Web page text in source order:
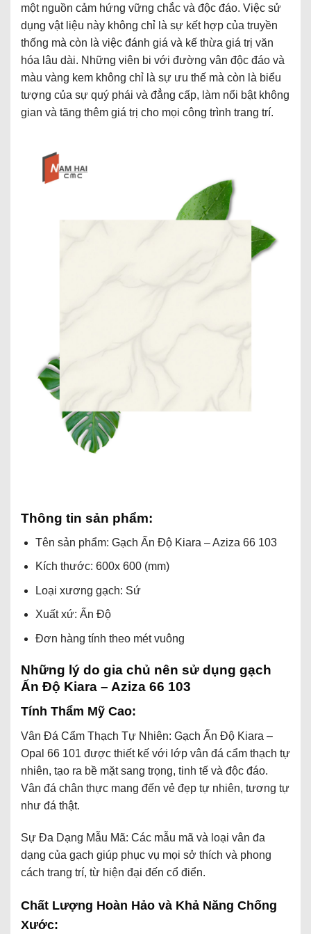
một nguồn cảm hứng vững chắc và độc đáo. Việc sử
dụng vật liệu này không chỉ là sự kết hợp của truyền
thống mà còn là việc đánh giá và kế thừa giá trị văn
hóa lâu dài. Những viên bi với đường vân độc đáo và
màu vàng kem không chỉ là sự ưu thế mà còn là biểu
tượng của sự quý phái và đẳng cấp, làm nổi bật không
gian và tăng thêm giá trị cho mọi công trình trang trí.
Thông tin sản phẩm:
Tên sản phẩm: Gạch Ấn Độ Kiara – Aziza 66 103
Kích thước: 600x 600 (mm)
Loại xương gạch: Sứ
Xuất xứ: Ấn Độ
Đơn hàng tính theo mét vuông
Những lý do gia chủ nên sử dụng gạch
Ấn Độ Kiara – Aziza 66 103
Tính Thẩm Mỹ Cao:
Vân Đá Cẩm Thạch Tự Nhiên: Gạch Ấn Độ Kiara –
Opal 66 101 được thiết kế với lớp vân đá cẩm thạch tự
nhiên, tạo ra bề mặt sang trọng, tinh tế và độc đáo.
Vân đá chân thực mang đến vẻ đẹp tự nhiên, tương tự
như đá thật.
Sự Đa Dạng Mẫu Mã: Các mẫu mã và loại vân đa
dạng của gạch giúp phục vụ mọi sở thích và phong
cách trang trí, từ hiện đại đến cổ điển.
Chất Lượng Hoàn Hảo và Khả Năng Chống
Xước: